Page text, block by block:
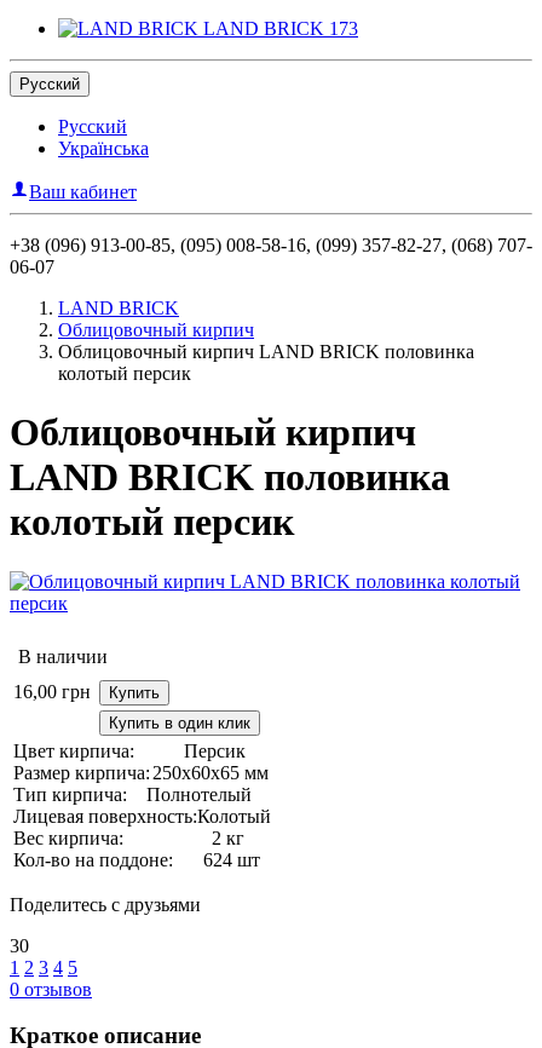
LAND BRICK 173
Русский
Русский
Українська
Ваш кабинет
+38 (096) 913-00-85, (095) 008-58-16, (099) 357-82-27, (068) 707-
06-07
LAND BRICK
Облицовочный кирпич
Облицовочный кирпич LAND BRICK половинка
колотый персик
Облицовочный кирпич
LAND BRICK половинка
колотый персик
В наличии
16,00 грн
Купить
Купить в один клик
Цвет кирпича:
Персик
Размер кирпича: 250х60х65 мм
Тип кирпича:
Полнотелый
Лицевая поверхность:Колотый
Вес кирпича:
2 кг
Кол-во на поддоне:
624 шт
Поделитесь с друзьями
30
1 2 3 4 5
0 отзывов
Краткое описание